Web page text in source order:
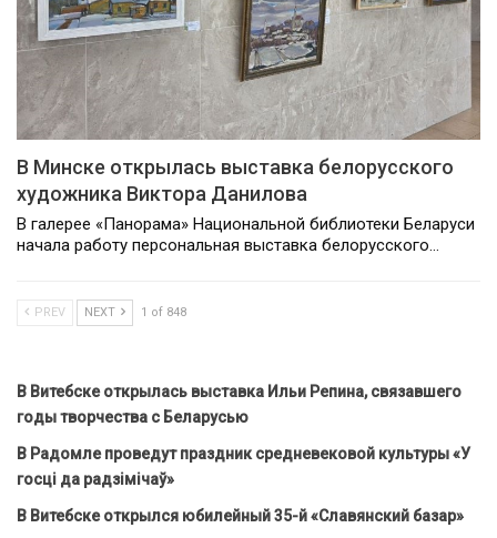
В Минске открылась выставка белорусского
художника Виктора Данилова
В галерее «Панорама» Национальной библиотеки Беларуси
начала работу персональная выставка белорусского…
PREV NEXT 1 of 848
В Витебске открылась выставка Ильи Репина, связавшего
годы творчества с Беларусью
В Радомле проведут праздник средневековой культуры «У
госці да радзімічаў»
В Витебске открылся юбилейный 35-й «Славянский базар»